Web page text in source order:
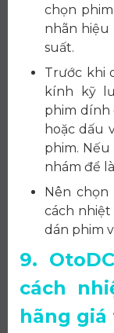
chọn
nhãn hiệu
suất.
Trước khi
kính kỹ
phim dính
hoặc dấu
phim.
nhám để
Nên
cách
dán phim
9.
cách
hãng